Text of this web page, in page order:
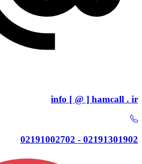
info [ @ ] hamcall . ir
02191301902 - 02191002702